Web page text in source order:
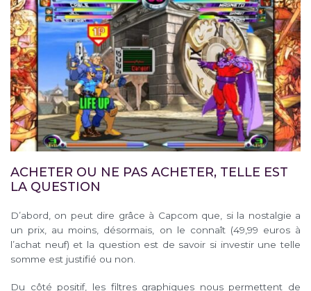
ACHETER OU NE PAS ACHETER, TELLE EST
LA QUESTION
D’abord, on peut dire grâce à Capcom que, si la nostalgie a
un prix, au moins, désormais, on le connaît (49,99 euros à
l’achat neuf) et la question est de savoir si investir une telle
somme est justifié ou non.
Du côté positif, les filtres graphiques nous permettent de